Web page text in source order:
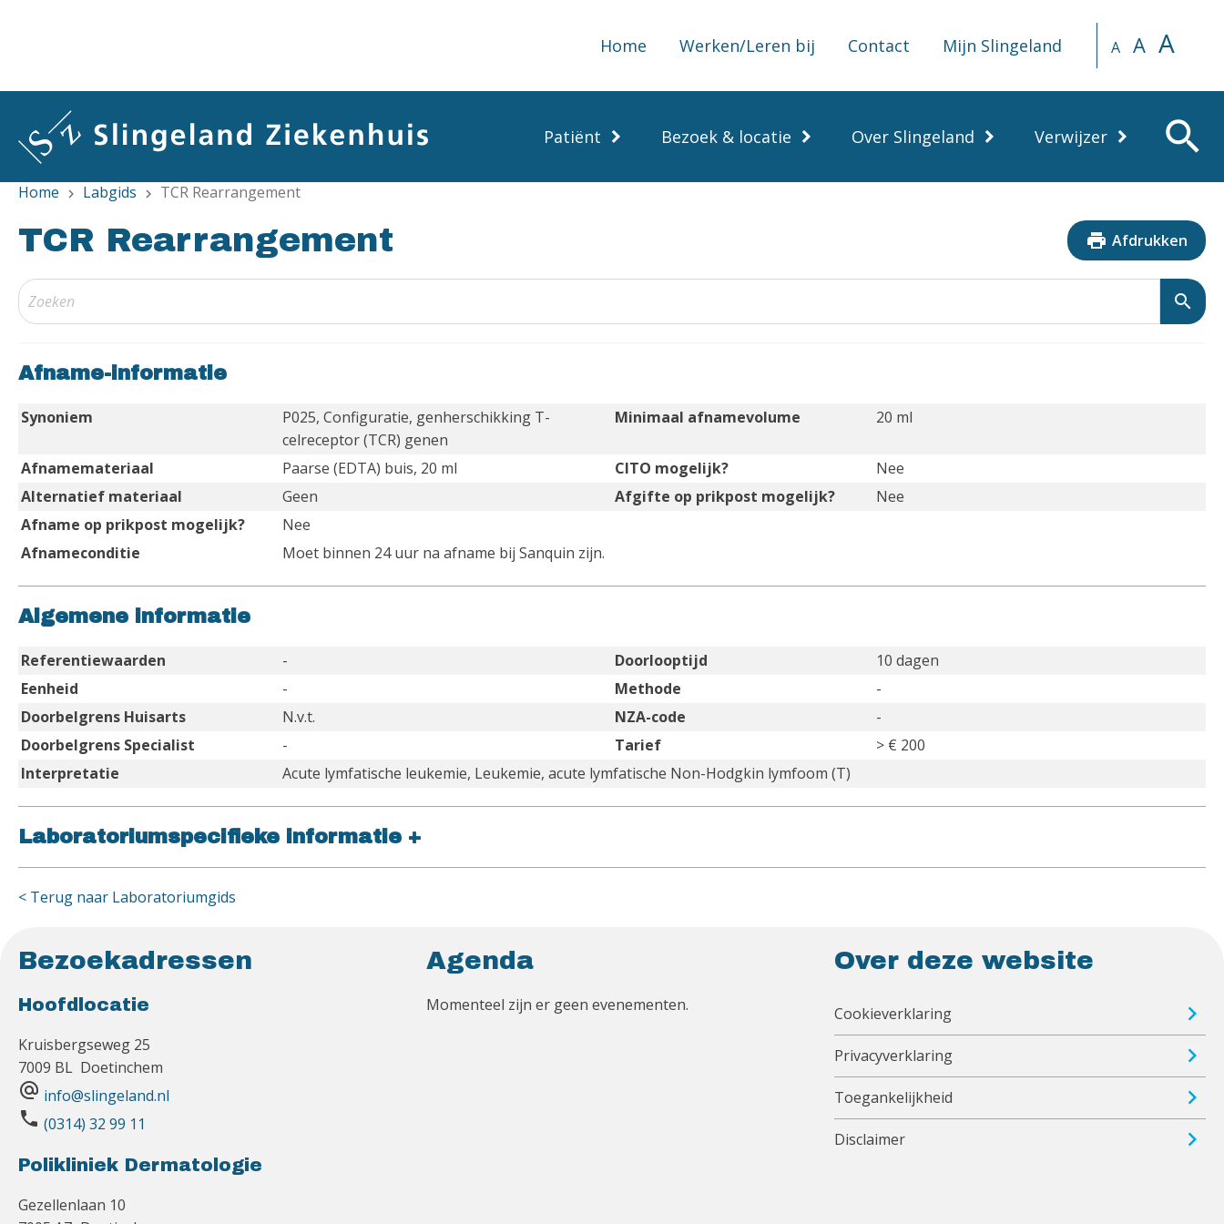
Home Werken/Leren bij Contact Mijn Slingeland A A A
Patiënt Bezoek & locatie Over Slingeland Verwijzer search
Home chevron_right Labgids chevron_right TCR Rearrangement
TCR Rearrangement print Afdrukken
search
Afname-informatie
Synoniem
P025, Configuratie, genherschikking T-
celreceptor (TCR) genen
Minimaal afnamevolume 20 ml
Afnamemateriaal Paarse (EDTA) buis, 20 ml CITO mogelijk?
Nee
Alternatief materiaal
Geen Afgifte op prikpost mogelijk?
Nee
Afname op prikpost mogelijk?
Nee
Afnameconditie
Moet binnen 24 uur na afname bij Sanquin zijn.
Algemene informatie
Referentiewaarden - Doorlooptijd
10 dagen
Eenheid
- Methode
-
Doorbelgrens Huisarts
N.v.t. NZA-code
-
Doorbelgrens Specialist
- Tarief
> € 200
Interpretatie
Acute lymfatische leukemie, Leukemie, acute lymfatische Non-Hodgkin lymfoom (T)
Laboratoriumspecifieke informatie +
< Terug naar Laboratoriumgids
Bezoekadressen
Hoofdlocatie
Kruisbergseweg 25
7009 BL Doetinchem
alternate_email info@slingeland.nl
phone (0314) 32 99 11
Polikliniek Dermatologie
Gezellenlaan 10
Agenda
Momenteel zijn er geen evenementen.
Over deze website
Cookieverklaring
Privacyverklaring
Toegankelijkheid
Disclaimer